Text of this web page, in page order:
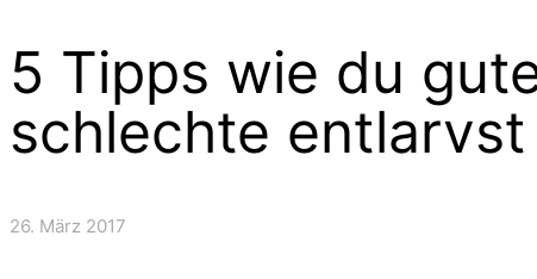
5 Tipps wie du
schlechte entlarvst
26. März 2017